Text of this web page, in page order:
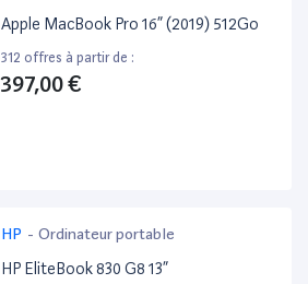
Apple MacBook Pro 16” (2019) 512Go
312 offres à partir de :
397,00 €
HP - Ordinateur portable
HP EliteBook 830 G8 13”